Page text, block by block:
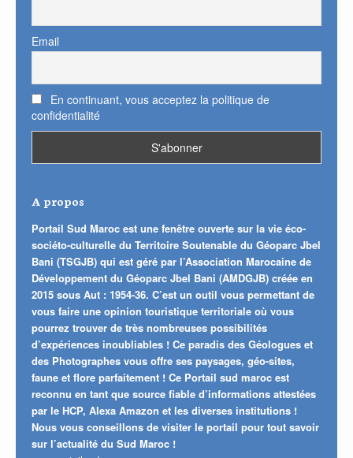
Email
En continuant, vous acceptez la politique de
confidentialité
A propos
Portail Sud Maroc est une fenêtre ouverte sur la vie éco-
sociéto-culturelle du Territoire Soutenable du Géoparc Jbel
Bani (TSGJB) qui est géré par l’Association Marocaine de
Développement du Géoparc Jbel Bani (AMDGJB) créée en
2015 sous Aut : 1954-36. C’est un outil vous permettant de
vous faire une opinion touristique territoriale où vous
pourrez trouver de très nombreuses possibilités
d’expériences inoubliables ! Ce paradis des Géologues et
des Photographes vous offre ses paysages, géo-sites,
faune et flore parfaitement ! Ce Portail sud maroc est
reconnu en tant que source fiable d’informations attestées
par le HCP, Alexa Amazon et les diverses institutions !
Nous vous conseillons de visiter le portail pour tout savoir
sur l’actualité du Sud Maroc !